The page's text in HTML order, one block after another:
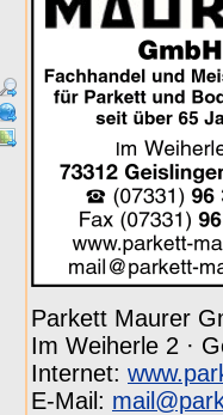
Parkett Maurer
Im Weiherle 2 ·
Internet:
E-Mail: